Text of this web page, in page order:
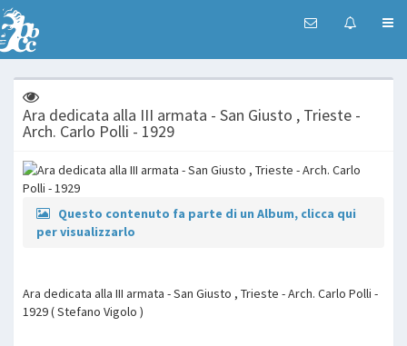
Ara dedicata alla III armata - San Giusto , Trieste -
Arch. Carlo Polli - 1929
Questo contenuto fa parte di un Album, clicca qui
per visualizzarlo
Ara dedicata alla III armata - San Giusto , Trieste - Arch. Carlo Polli -
1929 ( Stefano Vigolo )